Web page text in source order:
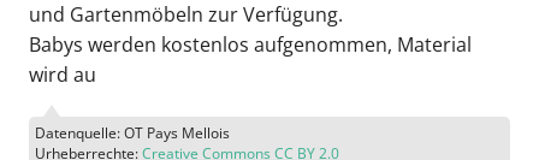
und Gartenmöbeln zur Verfügung.
Babys werden kostenlos aufgenommen, Material
wird au
Datenquelle: OT Pays Mellois
Urheberrechte:Creative Commons CC BY 2.0